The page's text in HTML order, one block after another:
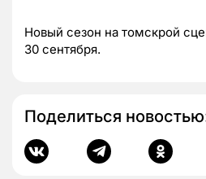
Новый сезон на томскрой
30 сентября.
Поделиться